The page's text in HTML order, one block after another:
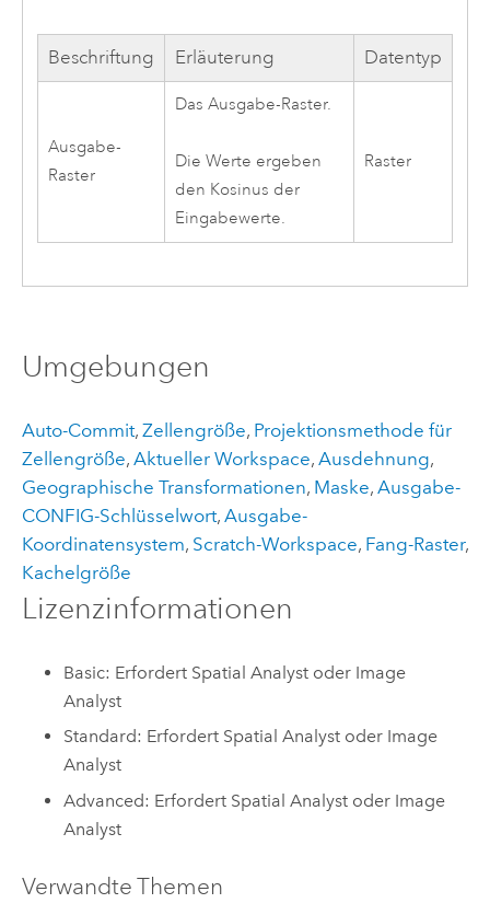
Beschriftung Erläuterung Datentyp
Ausgabe-
Raster
Das Ausgabe-Raster.
Die Werte ergeben
den Kosinus der
Eingabewerte.
Raster
Umgebungen
Auto-Commit, Zellengröße, Projektionsmethode für
Zellengröße, Aktueller Workspace, Ausdehnung,
Geographische Transformationen, Maske, Ausgabe-
CONFIG-Schlüsselwort, Ausgabe-
Koordinatensystem, Scratch-Workspace, Fang-Raster,
Kachelgröße
Lizenzinformationen
Basic: Erfordert Spatial Analyst oder Image
Analyst
Standard: Erfordert Spatial Analyst oder Image
Analyst
Advanced: Erfordert Spatial Analyst oder Image
Analyst
Verwandte Themen